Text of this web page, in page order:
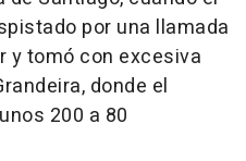
por una llamada
y tomó con excesiva
donde el
200 a 80